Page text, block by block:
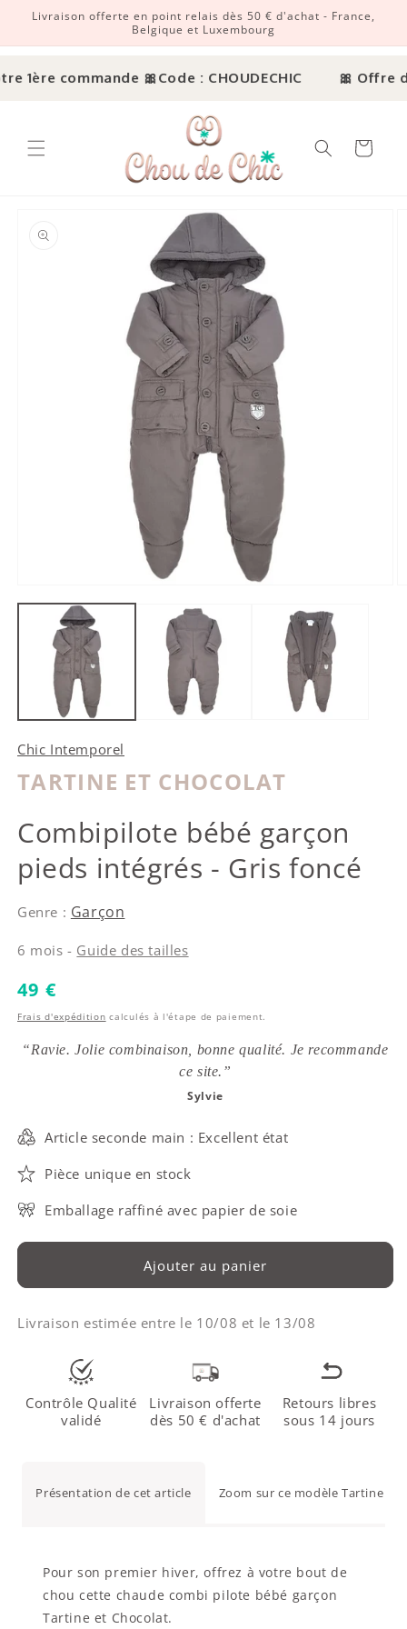
et passer au contenu
Livraison offerte en point relais dès 50 € d'achat - France,
Belgique et Luxembourg
commande 🎀 Code : CHOUDECHIC 🎀 Offre
Panier
informations produits
Chic Intemporel
TARTINE ET CHOCOLAT
Tartine et Chocolat
Combipilote bébé garçon
pieds intégrés - Gris foncé
Genre : Garçon
6 mois - Guide des tailles
Prix habituel
49 €
Frais d'expédition calculés à l'étape de paiement.
“Ravie. Jolie combinaison, bonne qualité. Je recommande
ce site.”
Sylvie
Article seconde main : Excellent état
Pièce unique en stock
Emballage raffiné avec papier de soie
Ajouter au panier
Livraison estimée entre le 10/08 et le 13/08
Contrôle Qualité
validé
Livraison offerte
dès 50 € d'achat
Retours libres
sous 14 jours
Présentation de cet article Zoom sur ce modèle Tartine et
Pour son premier hiver, offrez à votre bout de
chou cette chaude combi pilote bébé garçon
Tartine et Chocolat.